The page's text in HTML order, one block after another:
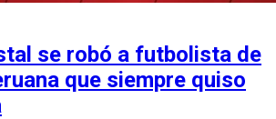
se robó a futbolista de
que siempre quiso